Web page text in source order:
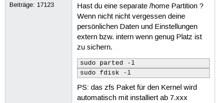
Found initrd image: /boot/
Found linux image: /boot/vmlinuz-
Found initrd image: /boot/
Found linux image: /boot/vmlinuz-
Found initrd image: /boot/
Found initrd image: /boot/
Warning: os-prober will be
Found Windows 7 on /dev/nvme1n1p1
Found Windows 11 on /dev/nvme1n1p2
Beiträge: 17123
Hast du eine separate /home Partition ?
Wenn nicht nicht vergessen deine
persönlichen Daten und Einstellungen
extern bzw. intern wenn genug Platz ist
zu sichern.
sudo parted -l
sudo fdisk -l
PS: das zfs Paket für den Kernel wird
automatisch mit installiert ab 7.xxx